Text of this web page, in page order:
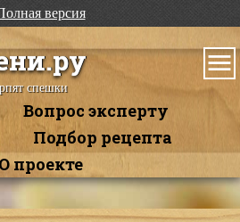
версия
спешки
Вопрос эксперту
Подбор рецепта
проекте